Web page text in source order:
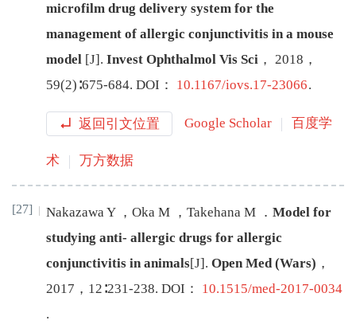
microfilm drug delivery system for the
management of allergic conjunctivitis in a mouse
model [J] . Invest Ophthalmol Vis Sci ， 2018 ，
59(2)∶675-684. DOI： 10.1167/iovs.17-23066.
返回引文位置 Google Scholar 百度学
术 万方数据
[27] NakazawaY ， Oka M ， Takehana M ． Model for
studying anti- allergic drugs for allergic
conjunctivitis in animals[J]. Open Med (Wars) ，
2017 ， 12 ∶231-238. DOI： 10.1515/med-2017-0034
.